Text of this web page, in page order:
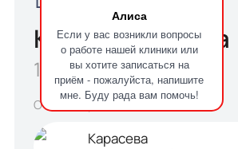
Алиса
Если у вас возникли вопросы
о работе нашей клиники или
вы хотите записаться на
приём - пожалуйста, напишите
мне. Буду рада вам помочь!
Козаева Анжела
19.09.2025
Отзыв о враче
Карасева